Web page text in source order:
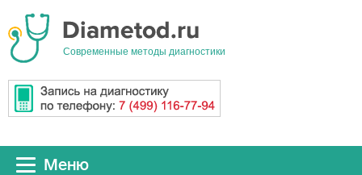
Cовременные методы диагностики
Меню